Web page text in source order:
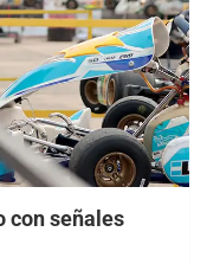
con señales